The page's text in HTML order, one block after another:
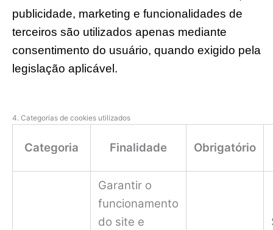
publicidade, marketing e funcionalidades de
terceiros são utilizados apenas mediante
consentimento do usuário, quando exigido pela
legislação aplicável.
4. Categorias de cookies utilizados
Categoria Finalidade Obrigatório
Garantir o
funcionamento
do site e